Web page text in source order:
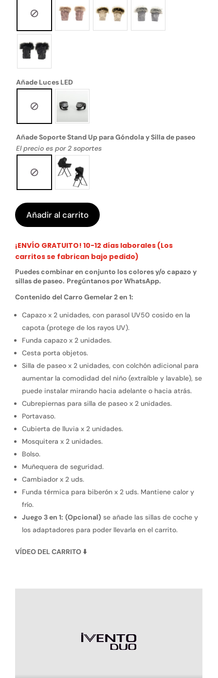
Añade Luces LED
Añade Soporte Stand Up para Góndola y Silla de paseo
El precio es por 2 soportes
Añadir al carrito
¡ENVÍO GRATUITO! 10-12 días laborales (Los
carritos se fabrican bajo pedido)
Puedes combinar en conjunto los colores y/o capazo y
sillas de paseo. Pregúntanos por WhatsApp.
Contenido del Carro Gemelar 2 en 1:
Capazo x 2 unidades, con parasol UV50 cosido en la
capota (protege de los rayos UV).
Funda capazo x 2 unidades.
Cesta porta objetos.
Silla de paseo x 2 unidades, con colchón adicional para
aumentar la comodidad del niño (extraíble y lavable), se
puede instalar mirando hacia adelante o hacia atrás.
Cubrepiernas para silla de paseo x 2 unidades.
Portavaso.
Cubierta de lluvia x 2 unidades.
Mosquitera x 2 unidades.
Bolso.
Muñequera de seguridad.
Cambiador x 2 uds.
Funda térmica para biberón x 2 uds. Mantiene calor y
frío.
Juego 3 en 1: (Opcional) se añade las sillas de coche y
los adaptadores para poder llevarla en el carrito.
VÍDEO DEL CARRITO ⬇️